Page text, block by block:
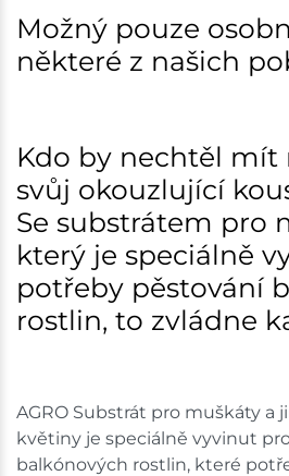
Mohelnice
Nové Město
Skladem na prodejně -
Velká Bíteš
Skladem na prodejně -
Skladové množství na
Možný pouze
některé z našich
Kdo by nechtěl mít
svůj okouzlující
Se substrátem pro
který je speciálně
potřeby pěstování
rostlin, to zvládne
AGRO Substrát pro muškáty a
květiny je speciálně vyvinut
balkónových rostlin, které